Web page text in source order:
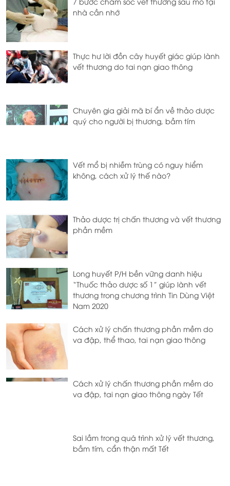
nhà cần nhớ
Thực hư lời đồn cây huyết giác giúp lành
vết thương do tai nạn giao thông
Chuyên gia giải mã bí ẩn về thảo dược
quý cho người bị thương, bầm tím
Vết mổ bị nhiễm trùng có nguy hiểm
không, cách xử lý thế nào?
Thảo dược trị chấn thương và vết thương
phần mềm
Long huyết P/H bền vững danh hiệu
“Thuốc thảo dược số 1” giúp lành vết
thương trong chương trình Tin Dùng Việt
Nam 2020
Cách xử lý chấn thương phần mềm do
va đập, thể thao, tai nạn giao thông
Cách xử lý chấn thương phần mềm do
va đập, tai nạn giao thông ngày Tết
Sai lầm trong quá trình xử lý vết thương,
bầm tím, cẩn thận mất Tết